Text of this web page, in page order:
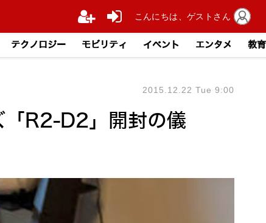
テクノロジー モビリティ イベント エンタメ 教育
「R2-D2」開封の儀
2015.12.22 Tue 9:00
こんにちは、ゲストさん